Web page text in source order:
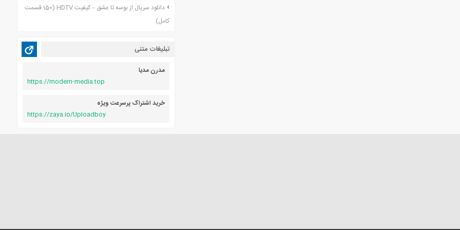
دانلود سریال از بوسه تا عشق – کیفیت HDTV (150 قسمت
کامل)
تبلیغات متنی
مدرن مدیا
https://modern-media.top
خرید اشتراک پرسرعت ویژه
https://zaya.io/Uploadboy